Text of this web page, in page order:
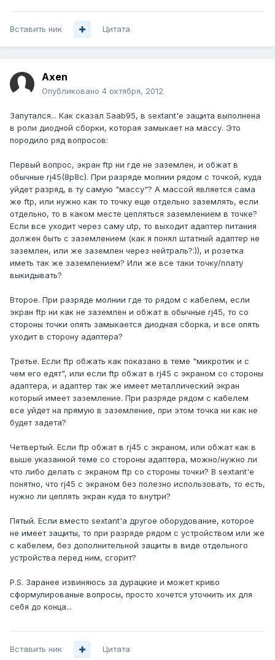
Вставить ник Цитата
Axen
Опубликовано 4 октября, 2012
Запутался... Как сказал Saab95, в sextant'е защита выполнена
в роли диодной сборки, которая замыкает на массу. Это
породило ряд вопросов:
Первый вопрос, экран ftp ни где не заземлен, и обжат в
обычные rj45(8p8c). При разряде молнии рядом с точкой, куда
уйдет разряд, в ту самую "массу"? А массой является сама
же ftp, или нужно как то точку еще отдельно заземлять, если
отдельно, то в каком месте цепляться заземлением в точке?
Если все уходит через саму utp, то выходит адаптер питания
должен быть с заземлением (как я понял штатный адаптер не
заземлен, или же заземлен через нейтраль?:)), и розетка
иметь так же заземлением? Или же все таки точку/плату
выкидывать?
Второе. При разряде молнии где то рядом с кабелем, если
экран ftp ни как не заземлен и обжат в обычные rj45, то со
стороны точки опять замыкается диодная сборка, и все опять
уходит в сторону адаптера?
Третье. Если ftp обжать как показано в теме "микротик и с
чем его едят", или если ftp обжат в rj45 с экраном со стороны
адаптера, и адаптер так же имеет металлический экран
который имеет заземление. При разряде рядом с кабелем
все уйдет на прямую в заземление, при этом точка ни как не
будет задета?
Четвертый. Если ftp обжат в rj45 с экраном, или обжат как в
выше указанной теме со стороны адаптера, можно/нужно ли
что либо делать с экраном ftp со стороны точки? В sextant'е
понятно, что rj45 с экраном без полезно использовать, то есть,
нужно ли цеплять экран куда то внутри?
Пятый. Если вместо sextant'а другое оборудование, которое
не имеет защиты, то при разряде рядом с устройством или же
с кабелем, без дополнительной защиты в виде отдельного
устройства перед ним, сгорит?
P.S. Заранее извиняюсь за дурацкие и может криво
сформулированые вопросы, просто хочется уточнить их для
себя до конца...
Вставить ник Цитата